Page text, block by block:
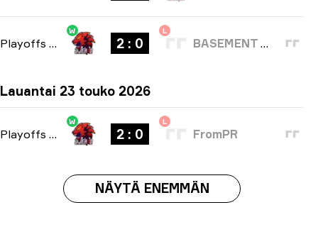
Playoffs bo3
W
2 : 0
L
BASEMENT BOYS
Lauantai 23 touko 2026
Playoffs bo3
W
2 : 0
L
FromPR
NÄYTÄ ENEMMÄN